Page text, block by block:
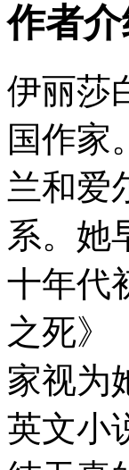
作者
伊丽莎
国作家
兰和爱
系。她
十年代
之死》
家视为
英文小